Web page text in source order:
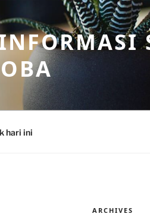
hari ini
ARCHIVES